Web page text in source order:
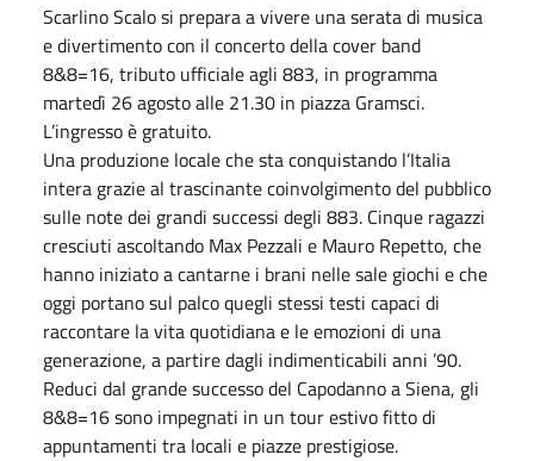
Scarlino Scalo si prepara a vivere una serata di musica
e divertimento con il concerto della cover band
8&8=16, tributo ufficiale agli 883, in programma
martedì 26 agosto alle 21.30 in piazza Gramsci.
L’ingresso è gratuito.
Una produzione locale che sta conquistando l’Italia
intera grazie al trascinante coinvolgimento del pubblico
sulle note dei grandi successi degli 883. Cinque ragazzi
cresciuti ascoltando Max Pezzali e Mauro Repetto, che
hanno iniziato a cantarne i brani nelle sale giochi e che
oggi portano sul palco quegli stessi testi capaci di
raccontare la vita quotidiana e le emozioni di una
generazione, a partire dagli indimenticabili anni ’90.
Reduci dal grande successo del Capodanno a Siena, gli
8&8=16 sono impegnati in un tour estivo fitto di
appuntamenti tra locali e piazze prestigiose.